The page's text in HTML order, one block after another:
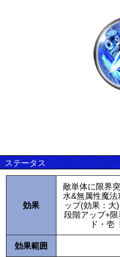
ステータス
効果
敵単体に限界
水&無属性魔
ップ(効果：大
段階アップ+
ド・壱
効果範囲